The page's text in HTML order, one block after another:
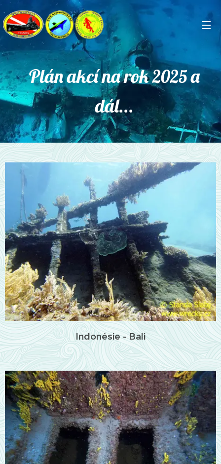
Plán akcí na rok2025a
dál...
Indonésie - Bali